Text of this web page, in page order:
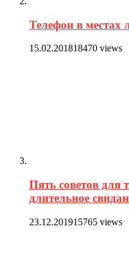
Телефон в местах
15.02.201818470 views
Пять советов для
длительное
23.12.201915765 views